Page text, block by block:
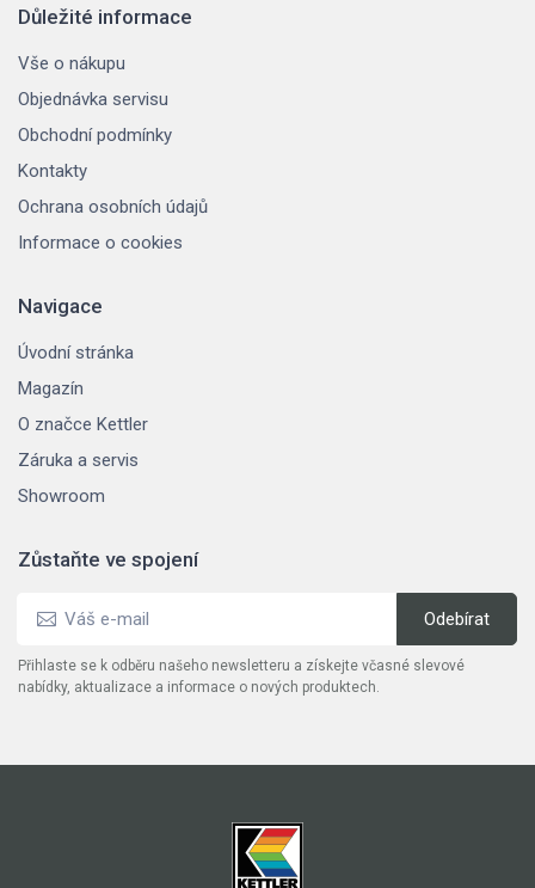
Důležité informace
Vše o nákupu
Objednávka servisu
Obchodní podmínky
Kontakty
Ochrana osobních údajů
Informace o cookies
Navigace
Úvodní stránka
Magazín
O značce Kettler
Záruka a servis
Showroom
Zůstaňte ve spojení
Přihlaste se k odběru našeho newsletteru a získejte včasné slevové
nabídky, aktualizace a informace o nových produktech.